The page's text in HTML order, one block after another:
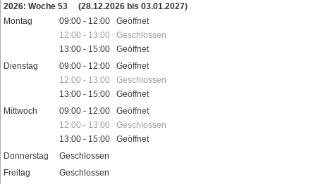
2026: Woche 53
(28.12.2026 bis 03.01.2027)
Montag
09:00 - 12:00 Geöffnet
12:00 - 13:00 Geschlossen
13:00 - 15:00 Geöffnet
Dienstag
09:00 - 12:00 Geöffnet
12:00 - 13:00 Geschlossen
13:00 - 15:00 Geöffnet
Mittwoch
09:00 - 12:00 Geöffnet
12:00 - 13:00 Geschlossen
13:00 - 15:00 Geöffnet
Donnerstag
Geschlossen
Freitag
Geschlossen